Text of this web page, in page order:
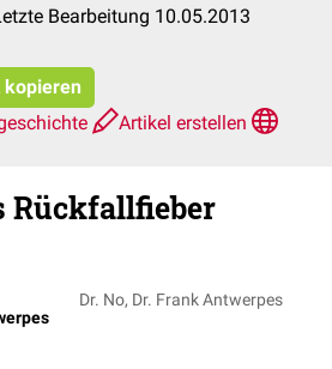
Bearbeitung 10.05.2013
kopieren
Artikel erstellen
Rückfallfieber
Dr. No, Dr. Frank Antwerpes